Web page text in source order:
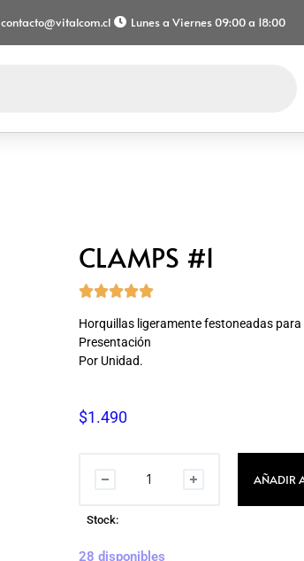
contacto@vitalcom.cl Lunes a Viernes 09:00 a 18:00
CLAMPS #1

Horquillas ligeramente festoneadas
Presentación
Por Unidad.
$1.490
AÑADIR
Stock:
28 disponibles